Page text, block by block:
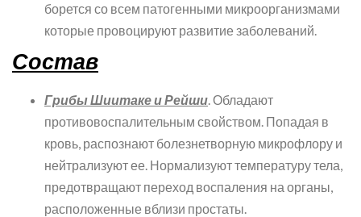
борется со всем патогенными микроорганизмами
которые провоцируют развитие заболеваний.
Состав
Грибы Шиитаке и Рейши. Обладают
противовоспалительным свойством. Попадая в
кровь, распознают болезнетворную микрофлору и
нейтрализуют ее. Нормализуют температуру тела,
предотвращают переход воспаления на органы,
расположенные вблизи простаты.